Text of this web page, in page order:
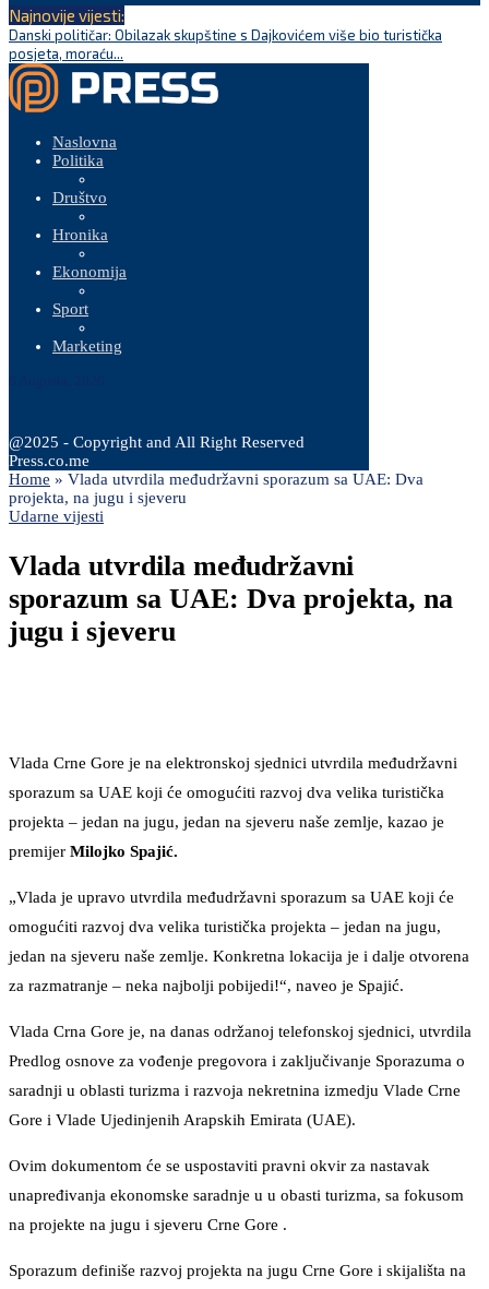
Najnovije vijesti:
Danski političar: Obilazak skupštine s Dajkovićem više bio turistička
posjeta, moraću...
Naslovna
Politika
Društvo
Hronika
Ekonomija
Sport
Marketing
@2025 - Copyright and All Right Reserved
Press.co.me
Home » Vlada utvrdila međudržavni sporazum sa UAE: Dva
projekta, na jugu i sjeveru
Udarne vijesti
Vlada utvrdila međudržavni
sporazum sa UAE: Dva projekta, na
jugu i sjeveru
Vlada Crne Gore je na elektronskoj sjednici utvrdila međudržavni
sporazum sa UAE koji će omogućiti razvoj dva velika turistička
projekta – jedan na jugu, jedan na sjeveru naše zemlje, kazao je
premijer Milojko Spajić.
„Vlada je upravo utvrdila međudržavni sporazum sa UAE koji će
omogućiti razvoj dva velika turistička projekta – jedan na jugu,
jedan na sjeveru naše zemlje. Konkretna lokacija je i dalje otvorena
za razmatranje – neka najbolji pobijedi!“, naveo je Spajić.
Vlada Crna Gore je, na danas održanoj telefonskoj sjednici, utvrdila
Predlog osnove za vođenje pregovora i zaključivanje Sporazuma o
saradnji u oblasti turizma i razvoja nekretnina izmedju Vlade Crne
Gore i Vlade Ujedinjenih Arapskih Emirata (UAE).
Ovim dokumentom će se uspostaviti pravni okvir za nastavak
unapređivanja ekonomske saradnje u u obasti turizma, sa fokusom
na projekte na jugu i sjeveru Crne Gore .
Sporazum definiše razvoj projekta na jugu Crne Gore i skijališta na